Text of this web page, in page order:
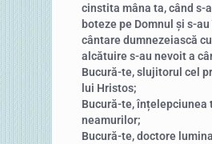
cinstita mâna ta, când s-
boteze pe Domnul și s-
cântare dumnezeiască
alcătuire s-au nevoit a
Bucură-te, slujitorul cel
lui Hristos;
Bucură-te, înțelepciunea
neamurilor;
Bucură-te, doctore